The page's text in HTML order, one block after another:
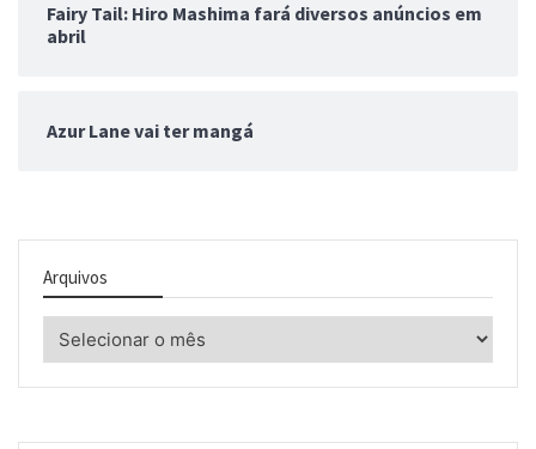
Fairy Tail: Hiro Mashima fará diversos anúncios em
abril
Azur Lane vai ter mangá
Arquivos
Arquivos